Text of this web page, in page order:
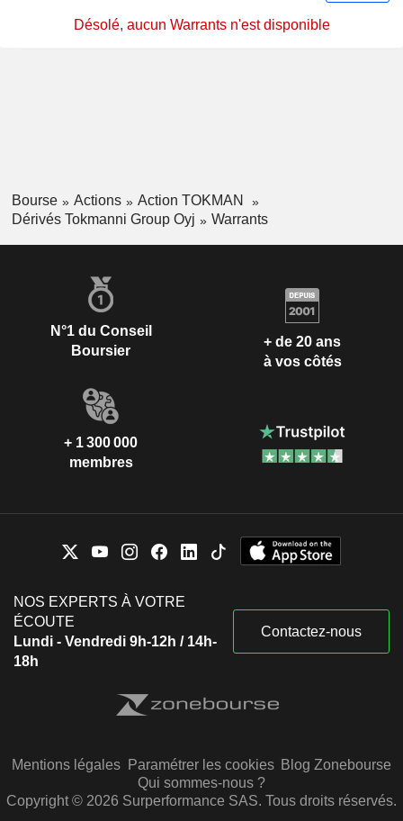
Désolé, aucun Warrants n'est disponible
Bourse Actions
Action TOKMAN
Dérivés Tokmanni Group Oyj
Warrants
N°1 du Conseil
Boursier
+ de 20 ans
à vos côtés
+ 1 300 000
membres
NOS EXPERTS À VOTRE
ÉCOUTE
Lundi - Vendredi 9h-12h / 14h-
18h
Contactez-nous
Mentions légales Paramétrer les cookies Blog Zonebourse
Qui sommes-nous ?
Copyright © 2026 Surperformance SAS. Tous droits réservés.